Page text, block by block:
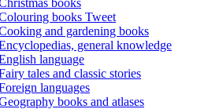
books
books Tweet
and gardening books
general knowledge
language
tales and classic stories
languages
books and atlases